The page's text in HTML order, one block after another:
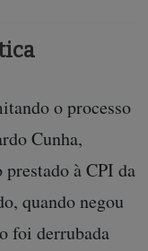
o processo
Cunha,
à CPI da
quando negou
foi derrubada